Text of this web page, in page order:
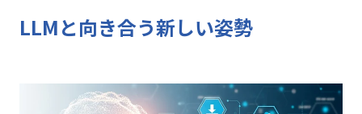
LLMと向き合う新しい姿勢